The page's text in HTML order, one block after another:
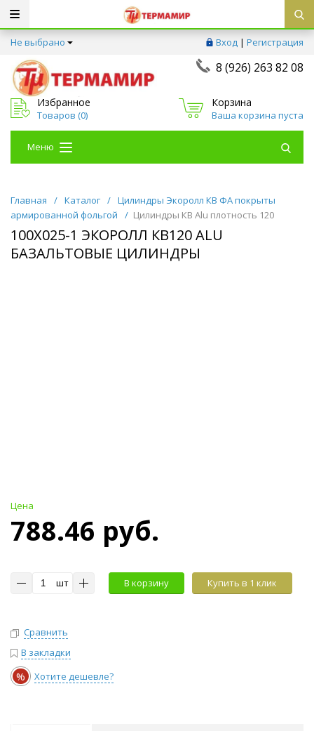
Не выбрано Вход | Регистрация
8 (926) 263 82 08
Избранное
Товаров (0)
Корзина
Ваша корзина пуста
Меню
Главная / Каталог / Цилиндры Экоролл КВ ФА покрыты
армированной фольгой
/ Цилиндры КВ Alu плотность 120
100Х025-1 ЭКОРОЛЛ КВ120 ALU
БАЗАЛЬТОВЫЕ ЦИЛИНДРЫ
Цена
788.46 руб.
шт В корзину Купить в 1 клик
Сравнить
В закладки
% Хотите дешевле?